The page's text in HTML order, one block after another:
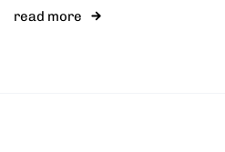
read more